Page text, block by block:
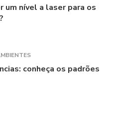
um nível a laser para os
conheça os padrões